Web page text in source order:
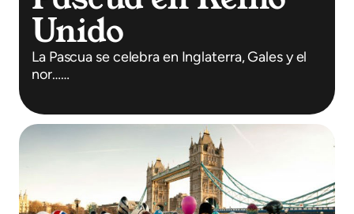
Unido
La Pascua se celebra en Inglaterra, Gales y el
nor……